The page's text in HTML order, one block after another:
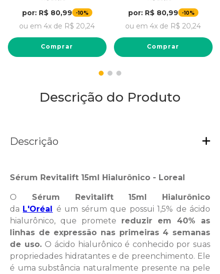
por: R$ 80,99 -10%
ou em 4x de R$ 20,24
Comprar
por: R$ 80,99 -10%
ou em 4x de R$ 20,24
Comprar
Descrição do Produto
Descrição
Sérum Revitalift 15ml Hialurônico - Loreal
O Sérum Revitalift 15ml Hialurônico
da L'Oréal é um sérum que possui 1,5% de ácido
hialurônico, que promete reduzir em 40% as
linhas de expressão nas primeiras 4 semanas
de uso. O ácido hialurônico é conhecido por suas
propriedades hidratantes e de preenchimento. Ele
é uma substância naturalmente presente na pele